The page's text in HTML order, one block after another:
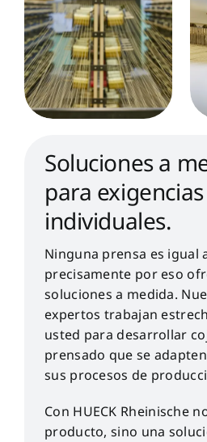
Soluciones a
para exigencias
individuales.
Ninguna prensa es igual
precisamente por eso
soluciones a medida.
expertos trabajan
usted para desarrollar
prensado que se
sus procesos de
Con HUECK Rheinische
producto, sino una